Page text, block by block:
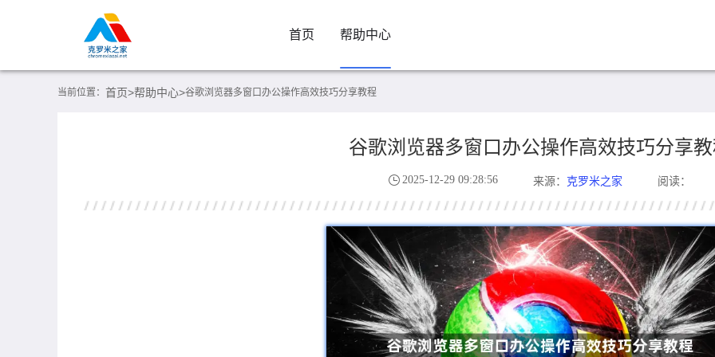
首页 帮助中心
当前位置： 首页>帮助中心>谷歌浏览器多窗口办公操作高效技巧分享教程
谷歌浏览器多窗口办公操作高效技巧分享
2025-12-29 09:28:56 来源： 克罗米之家 阅读：